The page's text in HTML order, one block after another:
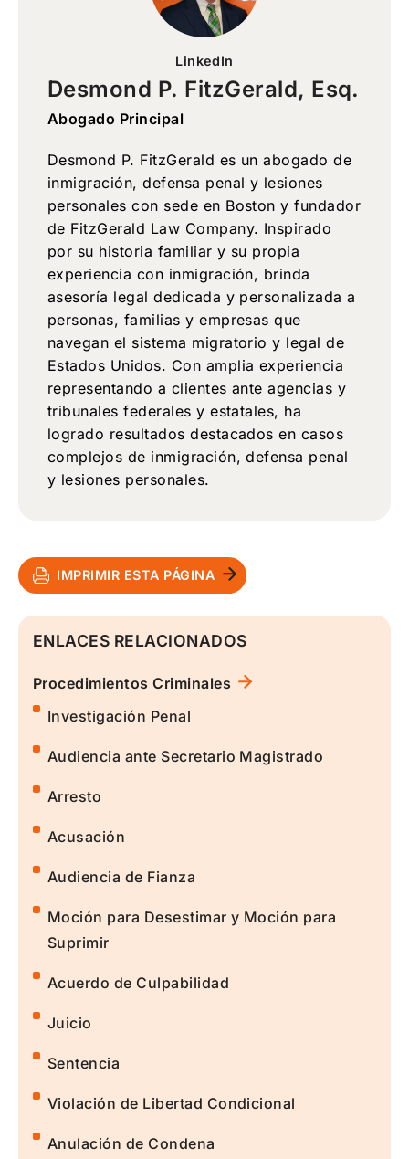
LinkedIn
Desmond P. FitzGerald, Esq.
Abogado Principal
Desmond P. FitzGerald es un abogado de
inmigración, defensa penal y lesiones
personales con sede en Boston y fundador
de FitzGerald Law Company. Inspirado
por su historia familiar y su propia
experiencia con inmigración, brinda
asesoría legal dedicada y personalizada a
personas, familias y empresas que
navegan el sistema migratorio y legal de
Estados Unidos. Con amplia experiencia
representando a clientes ante agencias y
tribunales federales y estatales, ha
logrado resultados destacados en casos
complejos de inmigración, defensa penal
y lesiones personales.
IMPRIMIR ESTA PÁGINA
ENLACES RELACIONADOS
Procedimientos Criminales
Investigación Penal
Audiencia ante Secretario Magistrado
Arresto
Acusación
Audiencia de Fianza
Moción para Desestimar y Moción para
Suprimir
Acuerdo de Culpabilidad
Juicio
Sentencia
Violación de Libertad Condicional
Anulación de Condena